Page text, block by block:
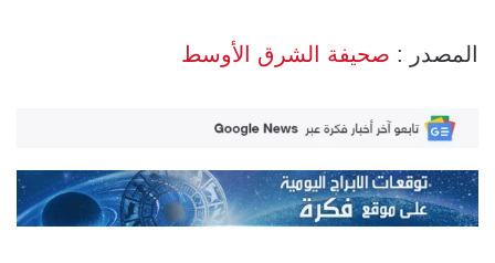
المصدر : صحيفة الشرق الأوسط